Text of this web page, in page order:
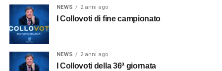
NEWS 2 anni ago
I Collovoti di fine campionato
NEWS 2 anni ago
I Collovoti della 36ª giornata